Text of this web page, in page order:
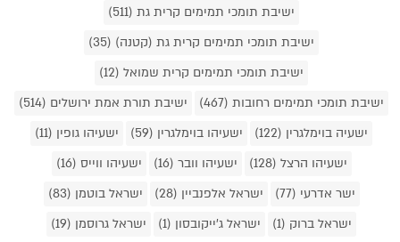
ישיבת תומכי תמימים קרית גת (511)
ישיבת תומכי תמימים קרית גת (קטנה) (35)
ישיבת תומכי תמימים קרית שמואל (12)
ישיבת תומכי תמימים רחובות (467)
ישיבת תורת אמת ירושלים (514)
ישעיה בוימלגרין (122)
ישעיהו בוימלגרין (59)
ישעיהו גופין (11)
ישעיהו הרצל (128)
ישעיהו וובר (16)
ישעיהו ווייס (16)
ישר אדרעי (77)
ישראל אלפנביין (28)
ישראל בוטמן (83)
ישראל ברוק (1)
ישראל ג'ייקובסון (1)
ישראל גרוסמן (19)